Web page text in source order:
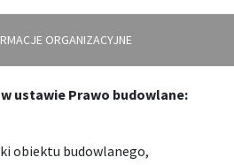
ORGANIZACYJNE
ustawie Prawo budowlane:
obiektu budowlanego,